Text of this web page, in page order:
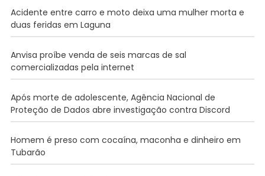
Acidente entre carro e moto deixa uma mulher morta e
duas feridas em Laguna
Anvisa proíbe venda de seis marcas de sal
comercializadas pela internet
Após morte de adolescente, Agência Nacional de
Proteção de Dados abre investigação contra Discord
Homem é preso com cocaína, maconha e dinheiro em
Tubarão